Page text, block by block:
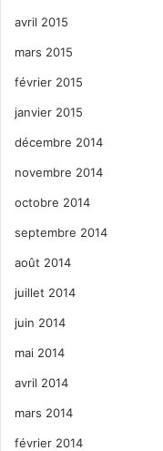
avril 2015
mars 2015
février 2015
janvier 2015
décembre 2014
novembre 2014
octobre 2014
septembre 2014
août 2014
juillet 2014
juin 2014
mai 2014
avril 2014
mars 2014
février 2014